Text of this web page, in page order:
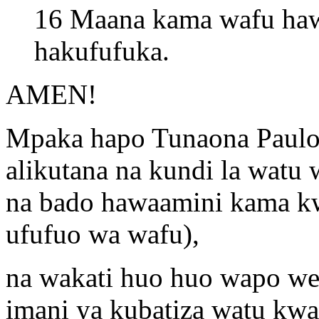
16 Maana kama wafu
hakufufuka.
AMEN!
Mpaka hapo Tunaona
alikutana na kundi la
na bado hawaamini kama
ufufuo wa wafu),
na wakati huo huo wapo
imani ya kubatiza watu